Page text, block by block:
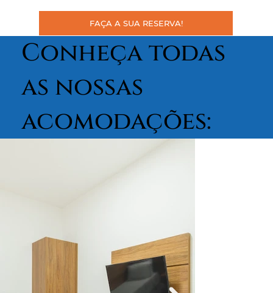
FAÇA A SUA RESERVA!
Conheça todas
as nossas
acomodações: